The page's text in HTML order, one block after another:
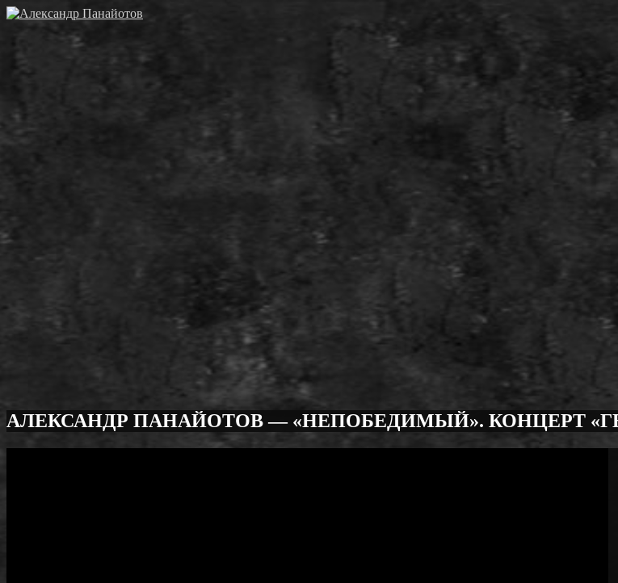
АЛЕКСАНДР ПАНАЙОТОВ — «НЕПОБЕДИМЫЙ». КОНЦЕРТ